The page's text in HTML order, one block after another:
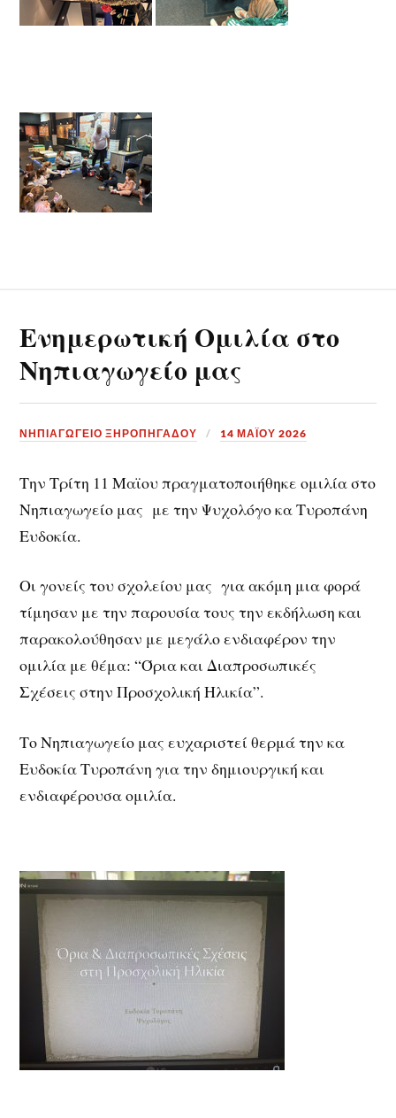
Ενημερωτική Ομιλία στο
Νηπιαγωγείο μας
ΝΗΠΙΑΓΩΓΕΙΟ ΞΗΡΟΠΗΓΑΔΟΥ 14 ΜΑΪ́ΟΥ 2026
Την Τρίτη 11 Μαϊου πραγματοποιήθηκε ομιλία στο
Νηπιαγωγείο μας με την Ψυχολόγο κα Τυροπάνη
Ευδοκία.
Οι γονείς του σχολείου μας για ακόμη μια φορά
τίμησαν με την παρουσία τους την εκδήλωση και
παρακολούθησαν με μεγάλο ενδιαφέρον την
ομιλία με θέμα: “Όρια και Διαπροσωπικές
Σχέσεις στην Προσχολική Ηλικία”.
Το Νηπιαγωγείο μας ευχαριστεί θερμά την κα
Ευδοκία Τυροπάνη για την δημιουργική και
ενδιαφέρουσα ομιλία.